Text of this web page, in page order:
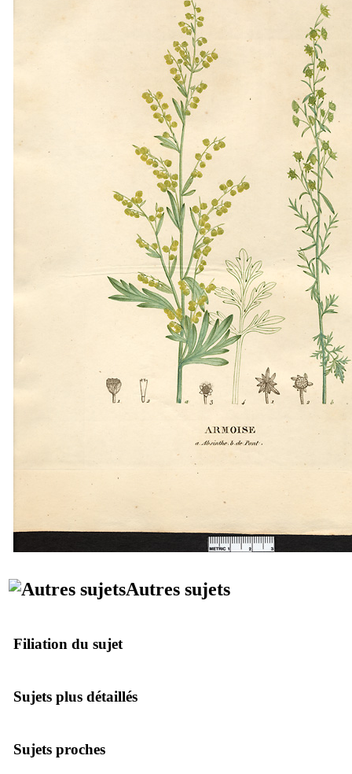
Autres sujets
Filiation du sujet
Sujets plus détaillés
Sujets proches